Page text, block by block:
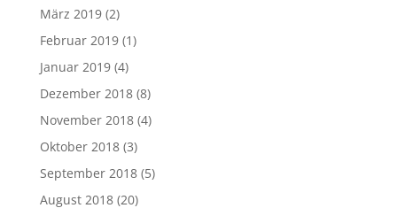
März 2019(2)
Februar 2019(1)
Januar 2019(4)
Dezember 2018(8)
November 2018(4)
Oktober 2018(3)
September 2018(5)
August 2018(20)